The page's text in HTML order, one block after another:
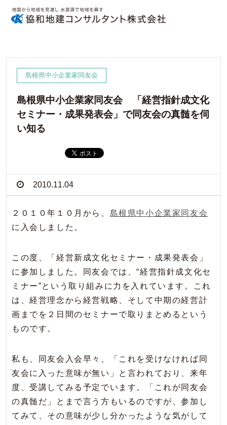
島根県中小企業家同友会
島根県中小企業家同友会 「経営指針成文化
セミナー・成果発表会」で同友会の真髄を伺
い知る
2010.11.04
２０１０年１０月から、 島根県中小企業家同友会
に入会しました。
この度、「経営新成文化セミナー・成果発表会」
に参加しました。同友会では、“経営指針成文化セ
ミナー”という取り組みに力を入れています。これ
は、経営理念から経営戦略、そして中期の経営計
画までを２日間のセミナーで取りまとめるという
ものです。
私も、同友会入会早々、「これを受けなければ同
友会に入った意味が無い」と言われており、来年
度、受講してみる予定でいます。「これが同友会
の真髄だ」とまで言う方もいるのですが、参加し
てみて、その意味が少し分かったような気がして